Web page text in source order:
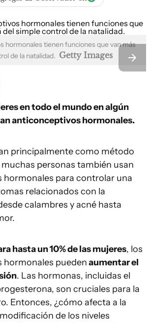
hormonales tienen funciones que van más
de la natalidad. Getty Images
en todo el mundo en algún
anticonceptivos hormonales.
principalmente como método
personas también usan
para controlar una
relacionados con la
calambres y acné hasta
hasta un 10% de las mujeres, los
puedenaumentar el
. Las hormonas, incluidas el
son cruciales para la
Entonces, ¿cómo afecta a la
de los niveles